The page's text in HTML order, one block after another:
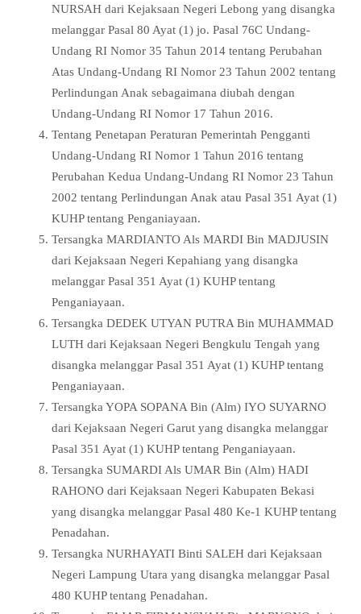
NURSAH dari Kejaksaan Negeri Lebong yang disangka
melanggar Pasal 80 Ayat (1) jo. Pasal 76C Undang-
Undang RI Nomor 35 Tahun 2014 tentang Perubahan
Atas Undang-Undang RI Nomor 23 Tahun 2002 tentang
Perlindungan Anak sebagaimana diubah dengan
Undang-Undang RI Nomor 17 Tahun 2016.
Tentang Penetapan Peraturan Pemerintah Pengganti
Undang-Undang RI Nomor 1 Tahun 2016 tentang
Perubahan Kedua Undang-Undang RI Nomor 23 Tahun
2002 tentang Perlindungan Anak atau Pasal 351 Ayat (1)
KUHP tentang Penganiayaan.
Tersangka MARDIANTO Als MARDI Bin MADJUSIN
dari Kejaksaan Negeri Kepahiang yang disangka
melanggar Pasal 351 Ayat (1) KUHP tentang
Penganiayaan.
Tersangka DEDEK UTYAN PUTRA Bin MUHAMMAD
LUTH dari Kejaksaan Negeri Bengkulu Tengah yang
disangka melanggar Pasal 351 Ayat (1) KUHP tentang
Penganiayaan.
Tersangka YOPA SOPANA Bin (Alm) IYO SUYARNO
dari Kejaksaan Negeri Garut yang disangka melanggar
Pasal 351 Ayat (1) KUHP tentang Penganiayaan.
Tersangka SUMARDI Als UMAR Bin (Alm) HADI
RAHONO dari Kejaksaan Negeri Kabupaten Bekasi
yang disangka melanggar Pasal 480 Ke-1 KUHP tentang
Penadahan.
Tersangka NURHAYATI Binti SALEH dari Kejaksaan
Negeri Lampung Utara yang disangka melanggar Pasal
480 KUHP tentang Penadahan.